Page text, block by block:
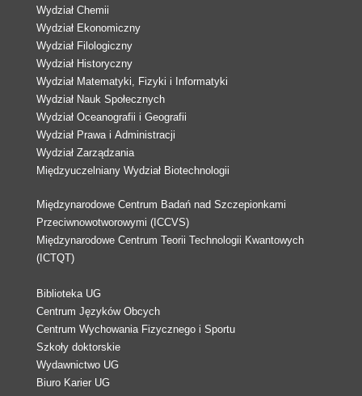
Wydział Chemii
Wydział Ekonomiczny
Wydział Filologiczny
Wydział Historyczny
Wydział Matematyki, Fizyki i Informatyki
Wydział Nauk Społecznych
Wydział Oceanografii i Geografii
Wydział Prawa i Administracji
Wydział Zarządzania
Międzyuczelniany Wydział Biotechnologii
Międzynarodowe Centrum Badań nad Szczepionkami
Przeciwnowotworowymi (ICCVS)
Międzynarodowe Centrum Teorii Technologii Kwantowych
(ICTQT)
Biblioteka UG
Centrum Języków Obcych
Centrum Wychowania Fizycznego i Sportu
Szkoły doktorskie
Wydawnictwo UG
Biuro Karier UG